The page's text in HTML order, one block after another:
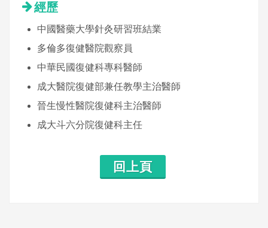
經歷
中國醫藥大學針灸研習班結業
多倫多復健醫院觀察員
中華民國復健科專科醫師
成大醫院復健部兼任教學主治醫師
晉生慢性醫院復健科主治醫師
成大斗六分院復健科主任
回上頁